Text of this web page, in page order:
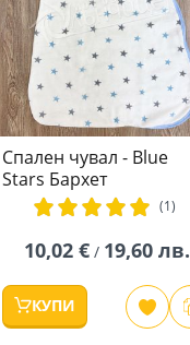
Спален чувал - Blue
Stars Бархет
рейтинг:
(1)
10,02 € / 19,60 лв.
КУПИ